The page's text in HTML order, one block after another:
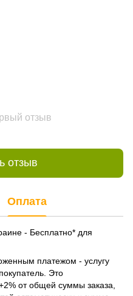
отзыв
отзыв
Оплата
- Бесплатно* для
платежом - услугу
Это
от общей суммы заказа,